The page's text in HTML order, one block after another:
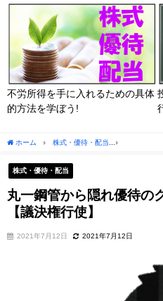
不労所得を手に入れるための具体
的方法を学ぼう!
ホーム 株式・優待・配当
株式・優待・配当
丸一鋼管から隠れ優待の
【議決権行使】
2021年7月12日 2021年7月12日